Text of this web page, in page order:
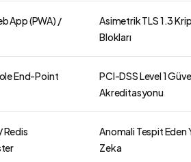
App (PWA) /
Asimetrik TLS 1.3
Blokları
End-Point
PCI-DSS Level 1
Akreditasyonu
Redis
Anomali Tespit Eden
Zeka